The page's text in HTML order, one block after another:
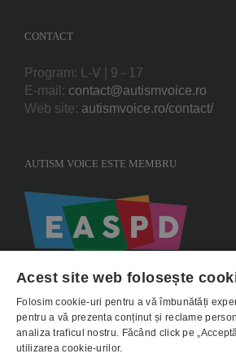
CONTACT
Program: L-V | 9 - 17
E-mail: contact@autismvoice.ro
Web site: autismvoice.ro/contact/
AUTISM VOICE ESTE MEMBRU
Acest site web folosește
Folosim cookie-uri pentru a vă îmbunătăți
pentru a vă prezenta conținut și reclame
analiza traficul nostru. Făcând click pe
utilizarea cookie-urilor.